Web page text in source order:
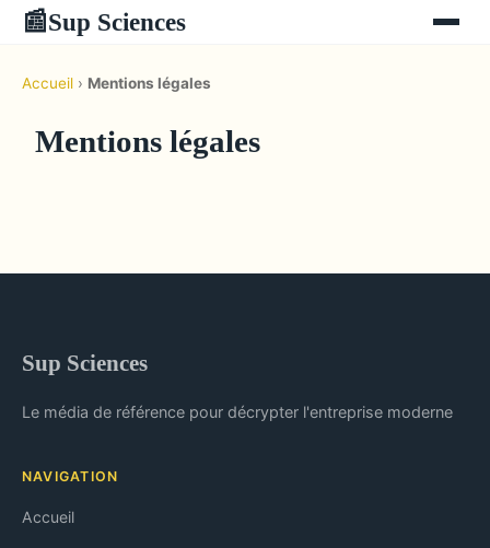
📰Sup Sciences
Accueil › Mentions légales
Mentions légales
Sup Sciences
Le média de référence pour décrypter l'entreprise moderne
NAVIGATION
Accueil